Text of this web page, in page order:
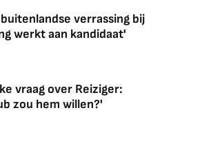
verrassing bij
werkt aan kandidaat'
vraag over Reiziger:
zou hem willen?'